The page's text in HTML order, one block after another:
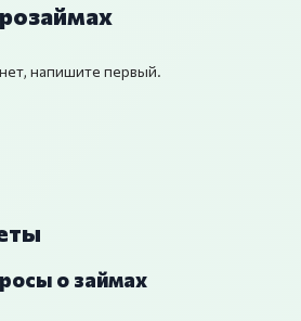
напишите первый.
о займах